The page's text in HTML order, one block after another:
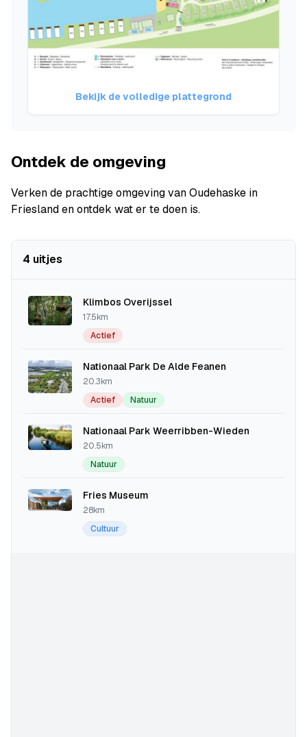
Bekijk de volledige plattegrond
Ontdek de omgeving
Verken de prachtige omgeving van Oudehaske in
Friesland en ontdek wat er te doen is.
4 uitjes
Klimbos Overijssel
17.5km
Actief
Nationaal Park De Alde Feanen
20.3km
Actief
Natuur
Nationaal Park Weerribben-Wieden
20.5km
Natuur
Fries Museum
28km
Cultuur